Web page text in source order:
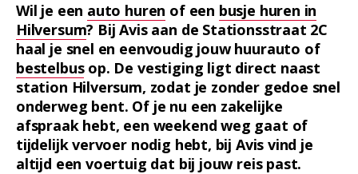
Wil je een auto huren of een busje huren in
Hilversum? Bij Avis aan de Stationsstraat 2C
haal je snel en eenvoudig jouw huurauto of
bestelbusop. De vestiging ligt direct naast
station Hilversum, zodat je zonder gedoe snel
onderweg bent. Of je nu een zakelijke
afspraak hebt, een weekend weg gaat of
tijdelijk vervoer nodig hebt, bij Avis vind je
altijd een voertuig dat bij jouw reis past.